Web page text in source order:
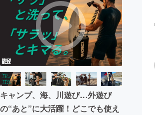
テクノロジー・ガジェット
映像・映画
ビジネス・起業
まちづくり・地域活性化
キャンプ、海、川遊び…外遊び
の“あと”に大活躍！どこでも使え